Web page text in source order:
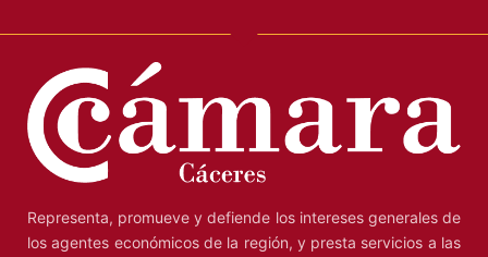
Representa, promueve y defiende los intereses generales de
los agentes económicos de la región, y presta servicios a las